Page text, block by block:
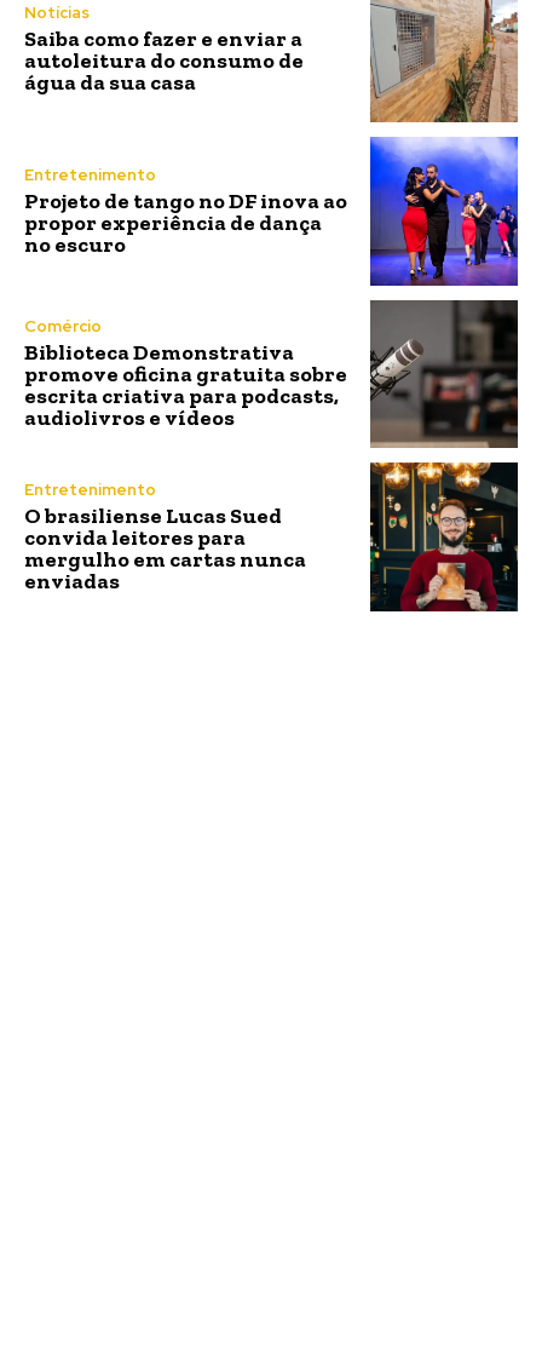
Notícias
Saiba como fazer e enviar a
autoleitura do consumo de
água da sua casa
Entretenimento
Projeto de tango no DF inova ao
propor experiência de dança
no escuro
Comércio
Biblioteca Demonstrativa
promove oficina gratuita sobre
escrita criativa para podcasts,
audiolivros e vídeos
Entretenimento
O brasiliense Lucas Sued
convida leitores para
mergulho em cartas nunca
enviadas